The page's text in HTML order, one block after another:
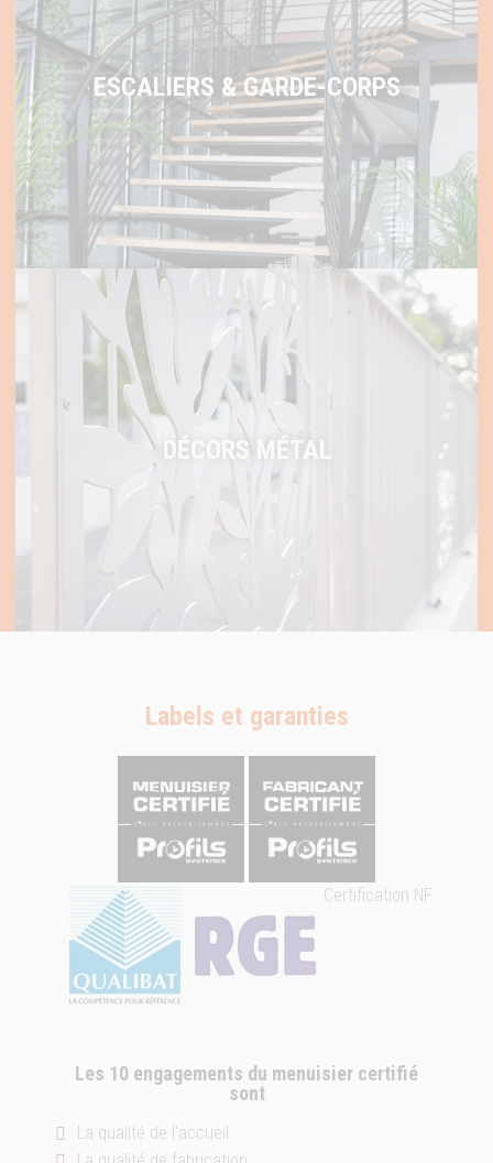
ESCALIERS & GARDE-CORPS
DÉCORS MÉTAL
Labels et garanties
Certification NF
Les 10 engagements du menuisier certifié
sont
La qualité de l'accueil